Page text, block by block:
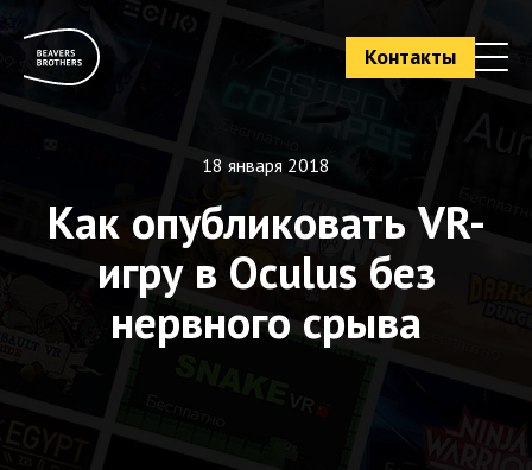
Контакты
18 января 2018
Как опубликовать VR-
игру в Oculus без
нервного срыва